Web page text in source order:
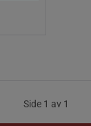
Side 1 av 1